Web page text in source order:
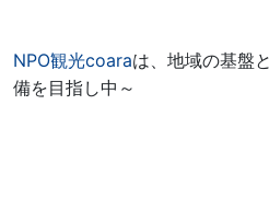
NPO観光coaraは、地域の基盤
備を目指し中～